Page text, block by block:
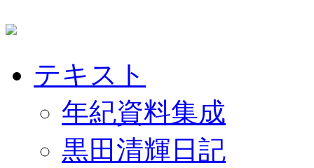
テキスト
年紀資料集成
黒田清輝日記